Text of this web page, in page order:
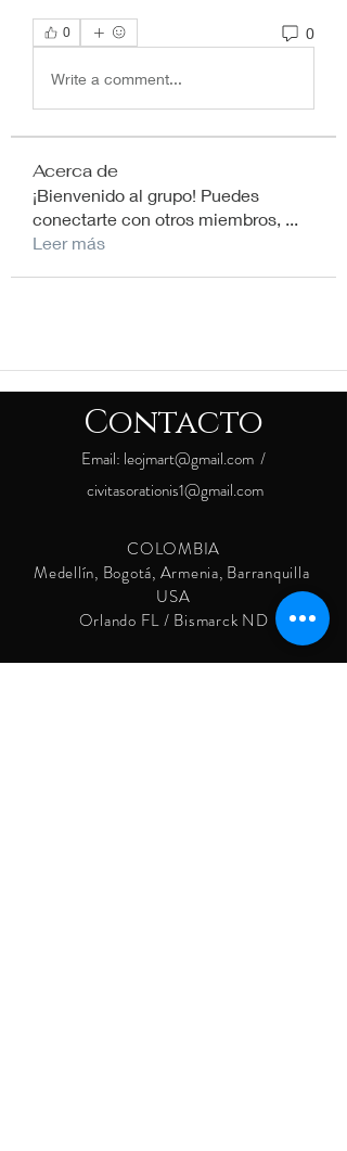
0 0
Write a comment...
Acerca de
¡Bienvenido al grupo! Puedes
conectarte con otros miembros, ...
Leer más
Contacto
Email: leojmart@gmail.com /
civitasorationis1@gmail.com
COLOMBIA
Medellín, Bogotá, Armenia, Barranquilla
USA
Orlando FL / Bismarck ND